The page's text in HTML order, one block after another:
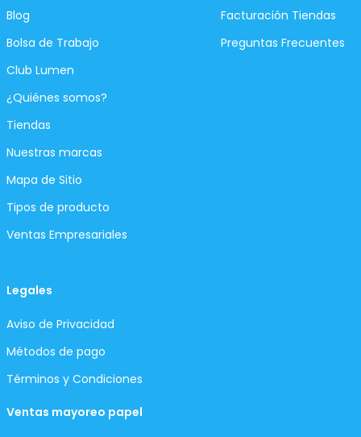
Blog
Bolsa de Trabajo
Club Lumen
¿Quiénes somos?
Tiendas
Nuestras marcas
Mapa de Sitio
Tipos de producto
Ventas Empresariales
Facturación Tiendas
Preguntas Frecuentes
Legales
Aviso de Privacidad
Métodos de pago
Términos y Condiciones
Ventas mayoreo papel